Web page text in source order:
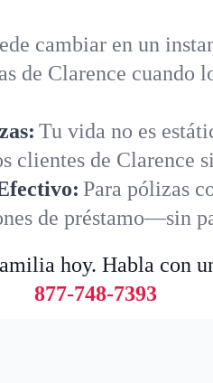
cambiar en un
de Clarence cuando
Tu vida no es
clientes de Clarence
Para pólizas
de préstamo—sin
hoy. Habla con
877-748-7393